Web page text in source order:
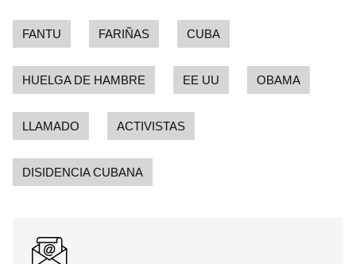
FANTU FARIÑAS CUBA
HUELGA DE HAMBRE EE UU OBAMA
LLAMADO ACTIVISTAS
DISIDENCIA CUBANA